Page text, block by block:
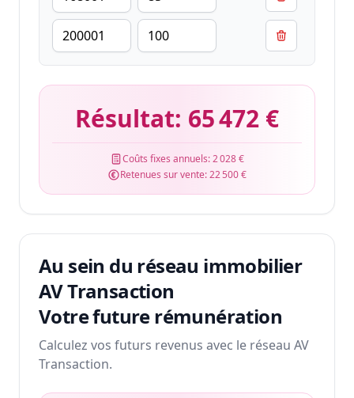
Résultat: 65 472 €
Coûts fixes annuels:2 028 €
Retenues sur vente:22 500 €
Au sein du réseau immobilier
AV Transaction
Votre future rémunération
Calculez vos futurs revenus avec le réseau AV
Transaction.